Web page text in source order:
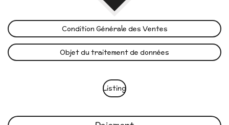
Condition Générale des Ventes
Objet du traitement de données
Listing